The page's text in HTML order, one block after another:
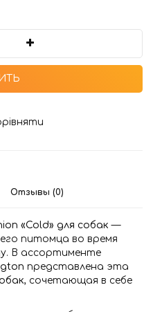
Отзывы (0)
«Cold» для собак —
питомца во время
В ассортименте
представлена эта
, сочетающая в себе